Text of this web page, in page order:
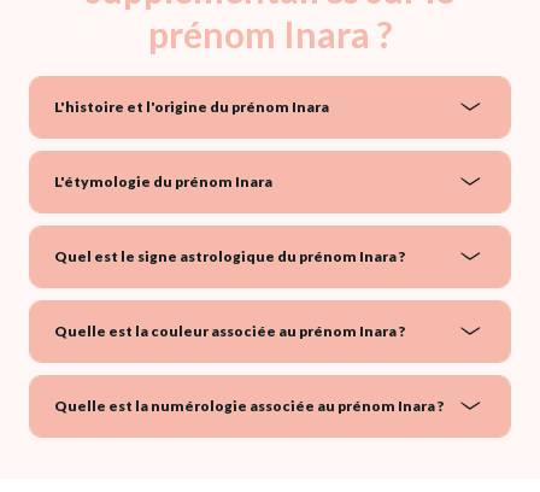
prénom Inara ?
L'histoire et l'origine du prénom Inara
L'étymologie du prénom Inara
Quel est le signe astrologique du prénom Inara ?
Quelle est la couleur associée au prénom Inara ?
Quelle est la numérologie associée au prénom Inara ?